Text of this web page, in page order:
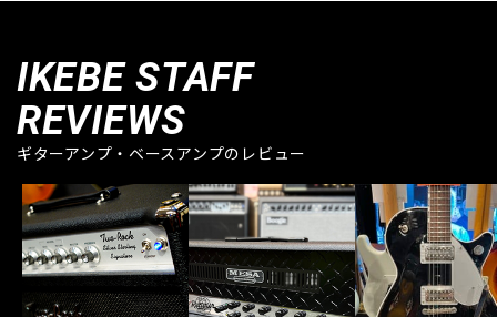
IKEBE STAFF
REVIEWS
ギターアンプ・ベースアンプのレビュー